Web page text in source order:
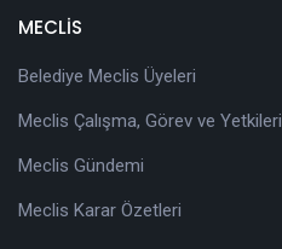
MECLİS
Belediye Meclis Üyeleri
Meclis Çalışma, Görev ve Yetkileri
Meclis Gündemi
Meclis Karar Özetleri